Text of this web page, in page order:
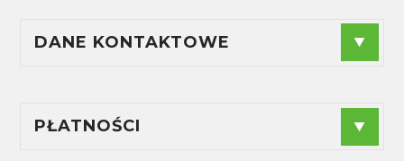
DANE KONTAKTOWE
Serwis: +48 889 842 104
PŁATNOŚCI